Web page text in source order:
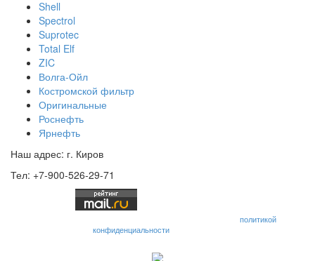
Shell
Spectrol
Suprotec
Total Elf
ZIC
Волга-Ойл
Костромской фильтр
Оригинальные
Роснефть
Ярнефть
Наш адрес: г. Киров
Тел: +7-900-526-29-71
политикой
конфиденциальности